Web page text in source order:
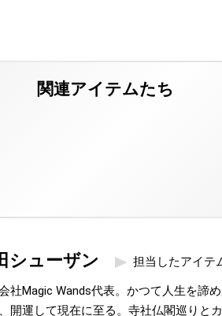
シューザン 担当したアイテ
社Magic Wands代表。かつて人生を諦
開運して現在に至る。寺社仏閣巡りと